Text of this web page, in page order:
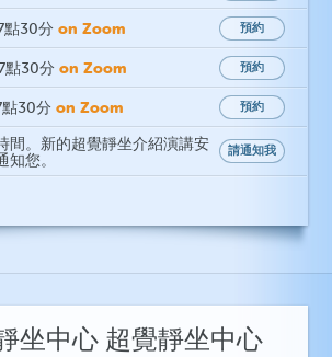
點30分 on Zoom 預約
點30分 on Zoom 預約
點30分 on Zoom 預約
間。新的超覺靜坐介紹演講安
知您。
請通知我
坐中心 超覺靜坐中心